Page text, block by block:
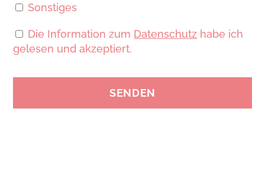
Sonstiges
Die Information zum Datenschutz habe ich
gelesen und akzeptiert.